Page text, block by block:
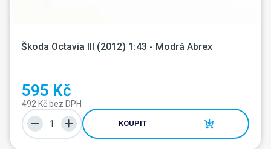
Škoda Octavia III (2012) 1:43 - Modrá Abrex
595 Kč
492 Kč bez DPH
KOUPIT